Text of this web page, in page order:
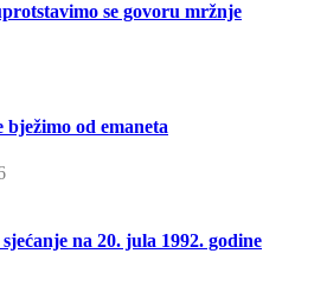
se govoru mržnje
od emaneta
na 20. jula 1992. godine